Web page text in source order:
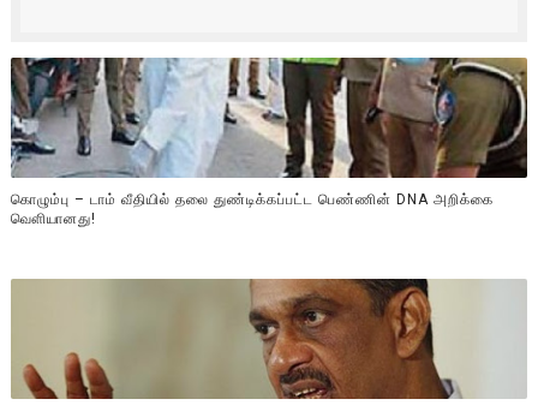
கொழும்பு – டாம் வீதியில் தலை துண்டிக்கப்பட்ட பெண்ணின் DNA அறிக்கை
வௌியானது!